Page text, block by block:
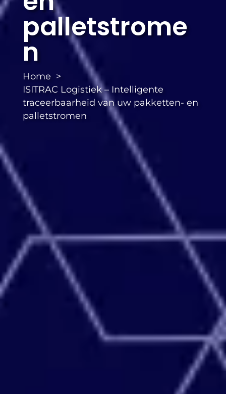
palletstrome
n
Home
ISITRAC Logistiek – Intelligente
traceerbaarheid van uw pakketten- en
palletstromen